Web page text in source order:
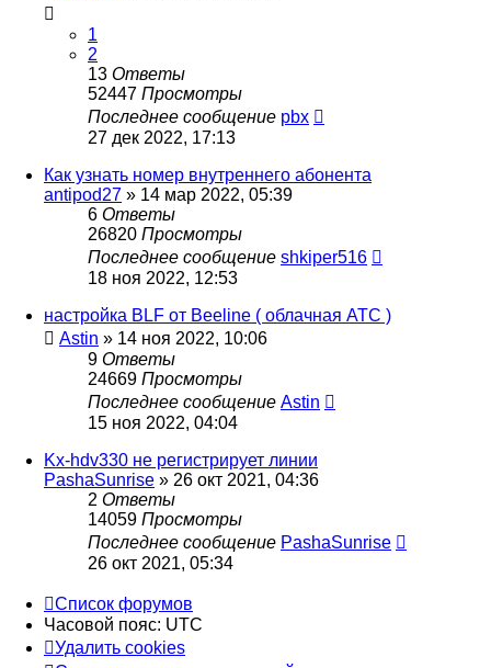
1
2
13 Ответы
52447 Просмотры
Последнее сообщение pbx
27 дек 2022, 17:13
Как узнать номер внутреннего абонента
antipod27 » 14 мар 2022, 05:39
6 Ответы
26820 Просмотры
Последнее сообщение shkiper516
18 ноя 2022, 12:53
настройка BLF от Beeline ( облачная АТС )
Astin » 14 ноя 2022, 10:06
9 Ответы
24669 Просмотры
Последнее сообщение Astin
15 ноя 2022, 04:04
Kx-hdv330 не регистрирует линии
PashaSunrise » 26 окт 2021, 04:36
2 Ответы
14059 Просмотры
Последнее сообщение PashaSunrise
26 окт 2021, 05:34
Список форумов
Часовой пояс: UTC
Удалить cookies